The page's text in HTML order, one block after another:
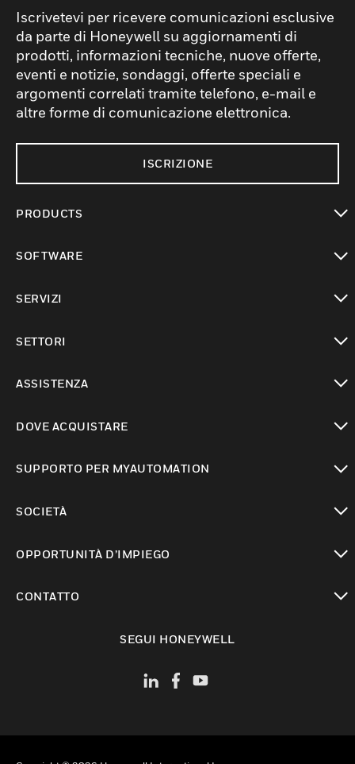
Iscrivetevi per ricevere comunicazioni esclusive
da parte di Honeywell su aggiornamenti di
prodotti, informazioni tecniche, nuove offerte,
eventi e notizie, sondaggi, offerte speciali e
argomenti correlati tramite telefono, e-mail e
altre forme di comunicazione elettronica.
ISCRIZIONE
PRODUCTS
SOFTWARE
SERVIZI
SETTORI
ASSISTENZA
DOVE ACQUISTARE
SUPPORTO PER MYAUTOMATION
SOCIETÀ
OPPORTUNITÀ D’IMPIEGO
CONTATTO
SEGUI HONEYWELL